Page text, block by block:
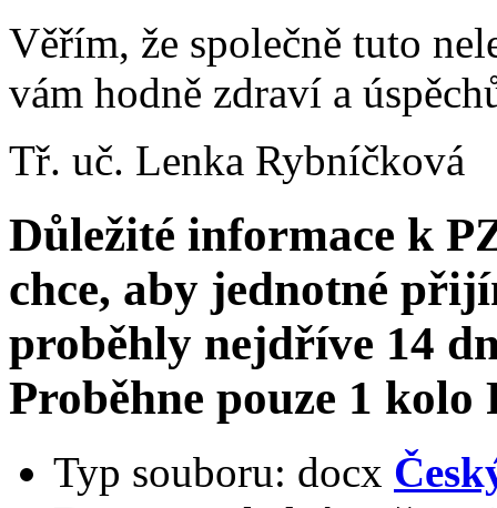
Věřím, že společně tuto
vám hodně zdraví a
Tř. uč. Lenka Rybníčková
Důležité informace k
chce, aby jednotné
proběhly nejdříve 14
Proběhne pouze 1
Typ souboru: docx